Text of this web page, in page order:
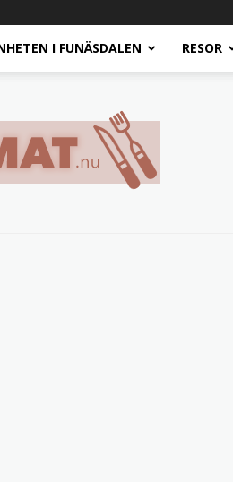
I FUNÄSDALEN RESOR